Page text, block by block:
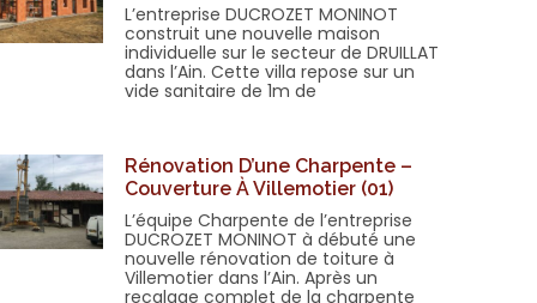
L’entreprise DUCROZET MONINOT
construit une nouvelle maison
individuelle sur le secteur de DRUILLAT
dans l’Ain. Cette villa repose sur un
vide sanitaire de 1m de
Rénovation D’une Charpente –
Couverture À Villemotier (01)
L’équipe Charpente de l’entreprise
DUCROZET MONINOT à débuté une
nouvelle rénovation de toiture à
Villemotier dans l’Ain. Après un
recalage complet de la charpente